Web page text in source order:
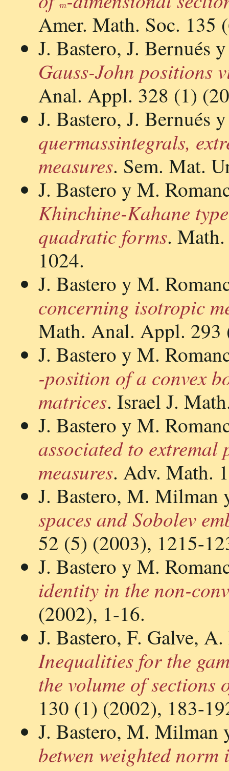
Amer. Math. Soc. 135
J. Bastero, J. Bernués
Gauss-John positions
Anal. Appl. 328 (1)
J. Bastero, J. Bernués
quermassintegrals,
measures. Sem. Mat.
J. Bastero y M.
Khinchine-Kahane
quadratic forms.
1024.
J. Bastero y M.
concerning isotropic
Math. Anal. Appl. 293
J. Bastero y M.
-position of a convex
matrices. Israel J.
J. Bastero y M.
associated to
measures. Adv. Math.
J. Bastero, M. Milman
spaces and Sobolev
52 (5) (2003), 1215-
J. Bastero y M.
identity in the non-
(2002), 1-16.
J. Bastero, F. Galve,
Inequalities for the
the volume of sections
130 (1) (2002), 183-
J. Bastero, M. Milman
betwen weighted